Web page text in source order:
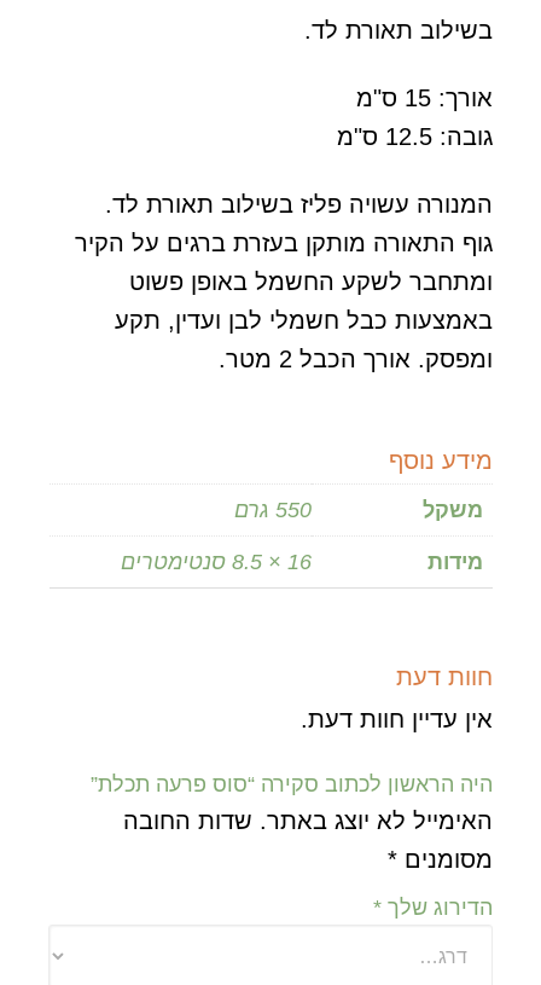
בשילוב תאורת לד.
אורך: 15 ס"מ
גובה: 12.5 ס"מ
המנורה עשויה פליז בשילוב תאורת לד.
גוף התאורה מותקן בעזרת ברגים על הקיר
ומתחבר לשקע החשמל באופן פשוט
באמצעות כבל חשמלי לבן ועדין, תקע
ומפסק. אורך הכבל 2 מטר.
מידע נוסף
משקל 550 גרם
מידות 16 × 8.5 סנטימטרים
חוות דעת
אין עדיין חוות דעת.
היה הראשון לכתוב סקירה “סוס פרעה תכלת”
האימייל לא יוצג באתר. שדות החובה
מסומנים*
הדירוג שלך*